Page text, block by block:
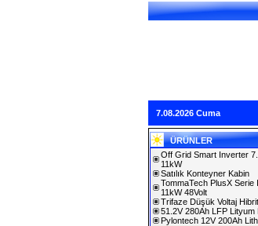
7.08.2026 Cuma
ÜRÜNLER
Off Grid Smart Inverter
11kW
Satılık Konteyner Kabin
TommaTech PlusX Serie
11kW 48Volt
Trifaze Düşük Voltaj
51.2V 280Ah LFP Lityum
Pylontech 12V 200Ah